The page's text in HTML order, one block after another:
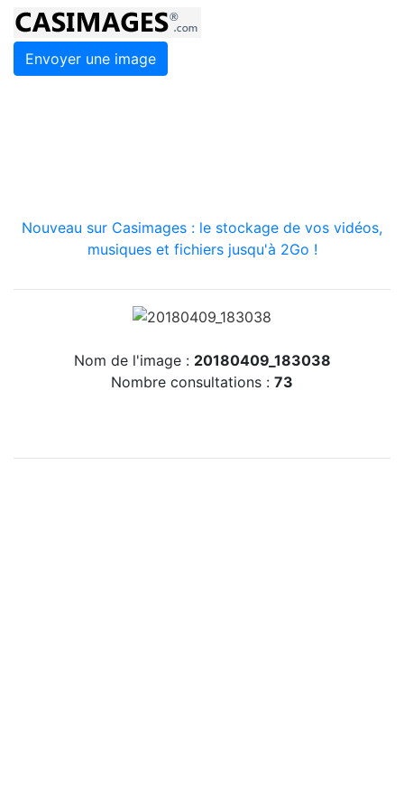
Envoyer une image
Nouveau sur Casimages : le stockage de vos vidéos,
musiques et fichiers jusqu'à 2Go !
Nom de l'image : 20180409_183038
Nombre consultations : 73